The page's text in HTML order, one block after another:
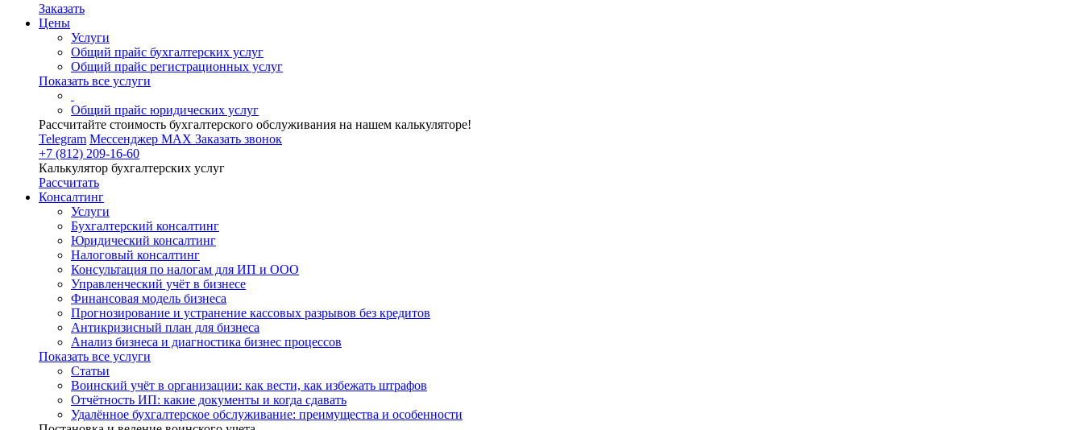
Заказать
Цены
Услуги
Общий прайс бухгалтерских услуг
Общий прайс регистрационных услуг
Показать все услуги
Общий прайс юридических услуг
Рассчитайте стоимость бухгалтерского обслуживания на нашем калькуляторе!
Telegram Мессенджер MAX Заказать звонок
+7 (812) 209-16-60
Калькулятор бухгалтерских услуг
Рассчитать
Консалтинг
Услуги
Бухгалтерский консалтинг
Юридический консалтинг
Налоговый консалтинг
Консультация по налогам для ИП и ООО
Управленческий учёт в бизнесе
Финансовая модель бизнеса
Прогнозирование и устранение кассовых разрывов без кредитов
Антикризисный план для бизнеса
Анализ бизнеса и диагностика бизнес процессов
Показать все услуги
Статьи
Воинский учёт в организации: как вести, как избежать штрафов
Отчётность ИП: какие документы и когда сдавать
Удалённое бухгалтерское обслуживание: преимущества и особенности